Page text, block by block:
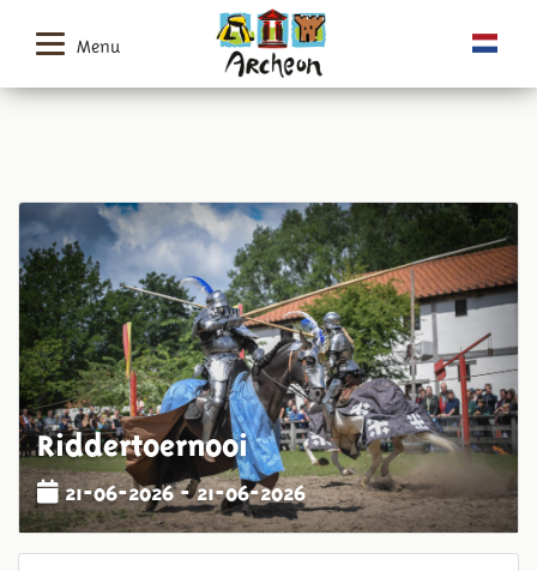
Menu
Riddertoernooi
21-06-2026 - 21-06-2026